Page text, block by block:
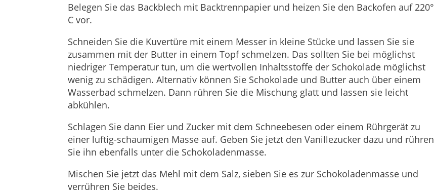
Belegen Sie das Backblech mit Backtrennpapier und heizen Sie den Backofen auf 220°
C vor.
Schneiden Sie die Kuvertüre mit einem Messer in kleine Stücke und lassen Sie sie
zusammen mit der Butter in einem Topf schmelzen. Das sollten Sie bei möglichst
niedriger Temperatur tun, um die wertvollen Inhaltsstoffe der Schokolade möglichst
wenig zu schädigen. Alternativ können Sie Schokolade und Butter auch über einem
Wasserbad schmelzen. Dann rühren Sie die Mischung glatt und lassen sie leicht
abkühlen.
Schlagen Sie dann Eier und Zucker mit dem Schneebesen oder einem Rührgerät zu
einer luftig-schaumigen Masse auf. Geben Sie jetzt den Vanillezucker dazu und rühren
Sie ihn ebenfalls unter die Schokoladenmasse.
Mischen Sie jetzt das Mehl mit dem Salz, sieben Sie es zur Schokoladenmasse und
verrühren Sie beides.